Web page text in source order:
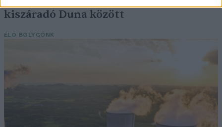
kiszáradó Duna között
ÉLŐ BOLYGÓNK